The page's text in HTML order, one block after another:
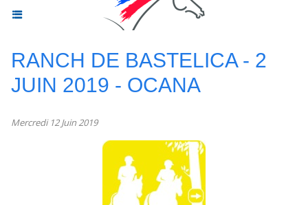
RANCH DE BASTELICA - 2
JUIN 2019 - OCANA
Mercredi 12 Juin 2019